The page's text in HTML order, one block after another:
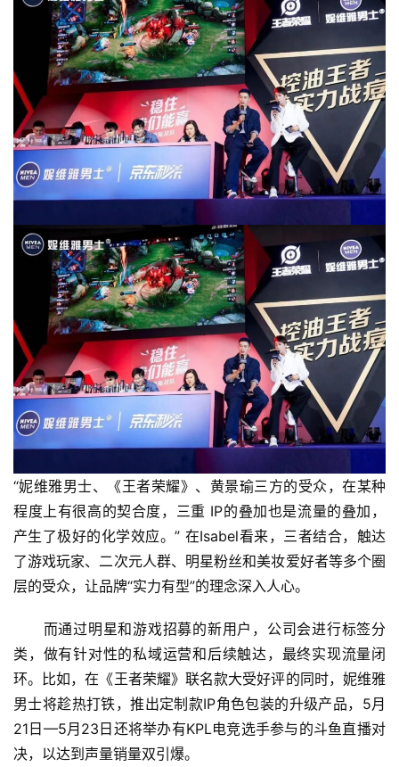
“妮维雅男士、《王者荣耀》、黄景瑜三方的受众，在某种
程度上有很高的契合度，三重 IP的叠加也是流量的叠加，
产生了极好的化学效应。” 在Isabel看来，三者结合，触达
了游戏玩家、二次元人群、明星粉丝和美妆爱好者等多个圈
层的受众，让品牌“实力有型”的理念深入人心。
而通过明星和游戏招募的新用户，公司会进行标签分
类，做有针对性的私域运营和后续触达，最终实现流量闭
环。比如，在《王者荣耀》联名款大受好评的同时，妮维雅
男士将趁热打铁，推出定制款IP角色包装的升级产品，5月
21日—5月23日还将举办有KPL电竞选手参与的斗鱼直播对
决，以达到声量销量双引爆。